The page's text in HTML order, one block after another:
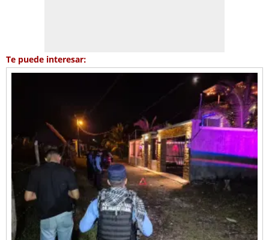
Te puede interesar: